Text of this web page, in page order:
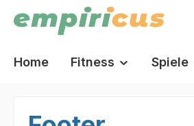
Zur Hauptnavigation
Home Fitness Spiele